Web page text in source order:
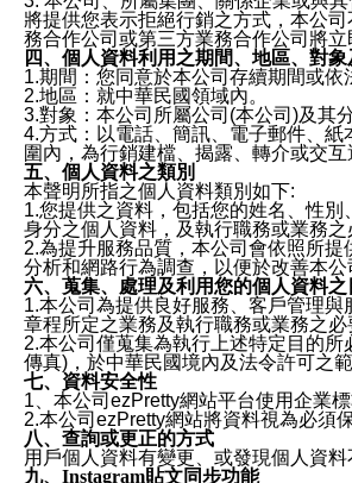
將提供您表示拒絕行銷之方式，本公
務合作公司或第三方業務合作公司將立
四、個人資料利用之期間、地區、對
1.期間：您同意於本公司存續期間或
2.地區：就中華民國領域內。
3.對象：本公司所屬公司(本公司)及其
4.方式：以電話、簡訊、電子郵件、
圍內，為行銷建檔、揭露、轉介或交互
五、個人資料之類別
本聲明所指之個人資料類別如下:
1.您提供之資料，包括您的姓名、性
身分之個人資料，及執行職務或業務
2.為提升服務品質，本公司會依照所
分析和網路行為調查，以便於改善本
六、蒐集、處理及利用您的個人資料之
1.本公司為提供良好服務、客戶管理
章程所定之業務及執行職務或業務之
2.本公司僅蒐集為執行上述特定目的
傳真)，於中華民國境內及法令許可之
七、資料安全性
1、本公司ezPretty網站平台使用企業
2.本公司ezPretty網站將資料視為必須
八、查詢或更正的方式
用戶個人資料有變更、或發現個人資
九、Instagram貼文同步功能